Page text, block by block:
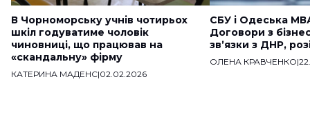
В Чорноморську учнів чотирьох
шкіл годуватиме чоловік
чиновниці, що працював на
«скандальну» фірму
КАТЕРИНА МАДЕНС|02.02.2026
СБУ і Одеська
Договори з
звʼязки з ДНР,
ОЛЕНА КРАВЧЕНКО|